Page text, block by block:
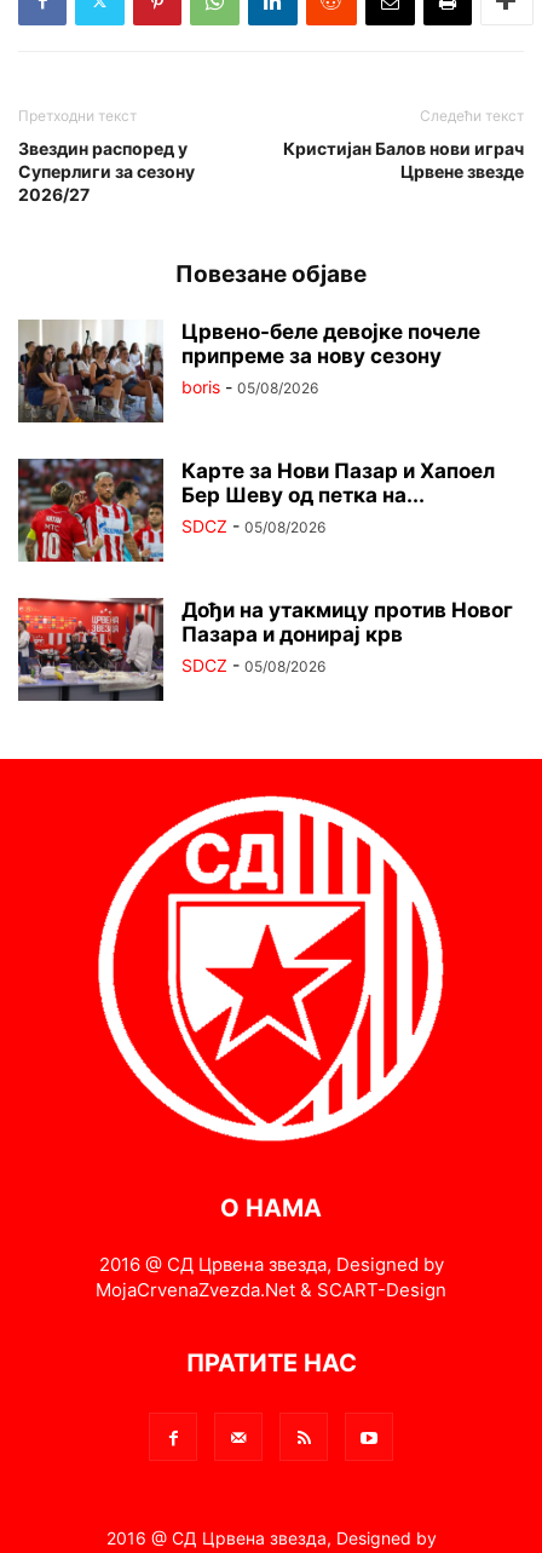
Претходни текст
Звездин распоред у
Суперлиги за сезону
2026/27
Следећи текст
Кристијан Балов нови играч
Црвене звезде
Повезане објаве
Црвено-беле девојке почеле
припреме за нову сезону
boris - 05/08/2026
Карте за Нови Пазар и Хапоел
Бер Шеву од петка на...
SDCZ - 05/08/2026
Дођи на утакмицу против Новог
Пазара и донирај крв
SDCZ - 05/08/2026
О НАМА
2016 @ СД Црвена звезда, Designed by
MojaCrvenaZvezda.Net & SCART-Design
ПРАТИТЕ НАС
2016 @ СД Црвена звезда, Designed by